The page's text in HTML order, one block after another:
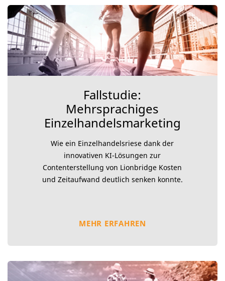
Fallstudie:
Mehrsprachiges
Einzelhandels­marketing
Wie ein Einzelhandelsriese dank der
innovativen KI-Lösungen zur
Contenterstellung von Lionbridge Kosten
und Zeitaufwand deutlich senken konnte.
MEHR ERFAHREN